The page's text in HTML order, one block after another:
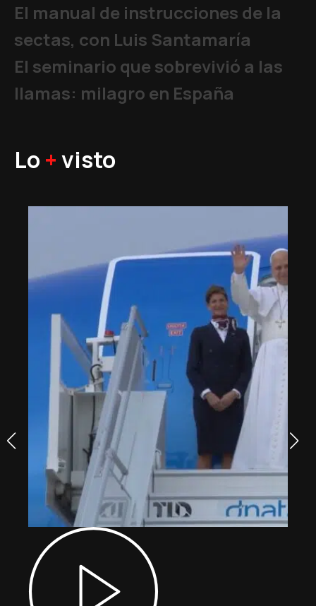
El manual de instrucciones de la
sectas, con Luis Santamaría
El seminario que sobrevivió a las
llamas: milagro en España
Lo +visto